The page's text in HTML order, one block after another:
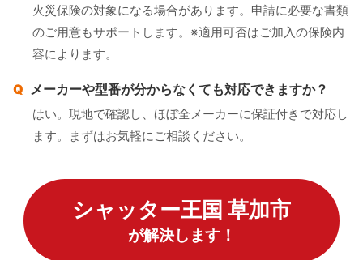
火災保険の対象になる場合があります。申請に必要な書類
のご用意もサポートします。※適用可否はご加入の保険内
容によります。
メーカーや型番が分からなくても対応できますか？
はい。現地で確認し、ほぼ全メーカーに保証付きで対応し
ます。まずはお気軽にご相談ください。
シャッター王国 草加市
が解決します！